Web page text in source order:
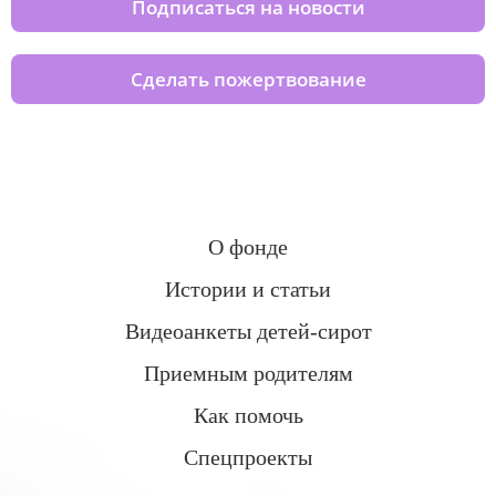
Подписаться на новости
Сделать пожертвование
О фонде
Истории и статьи
Видеоанкеты детей-сирот
Приемным родителям
Как помочь
Спецпроекты